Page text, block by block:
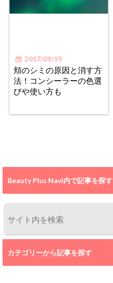
2017/09/19
頬のシミの原因と消す方
法！コンシーラーの色選
びや使い方も
Beauty Plus Navi内で記事を探す
カテゴリーから記事を探す